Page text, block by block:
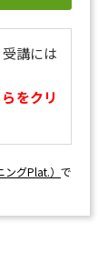
講には
をクリ
ングPlat.）で